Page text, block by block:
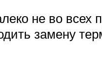
не во
замену